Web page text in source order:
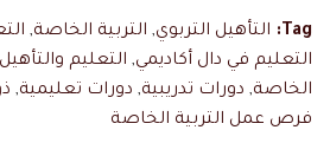
Tag: التأهيل التربوي, التربية الخاصة,
التعليم في دال أكاديمي, التعليم والتأهيل
الخاصة, دورات تدريبية, دورات تعليمية,
فرص عمل التربية الخاصة